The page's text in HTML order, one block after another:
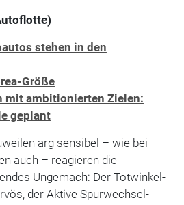
stehen in den
Größe
mit ambitionierten Zielen:
geplant
arg sensibel – wie bei
auch – reagieren die
Ungemach: Der Totwinkel-
der Aktive Spurwechsel-